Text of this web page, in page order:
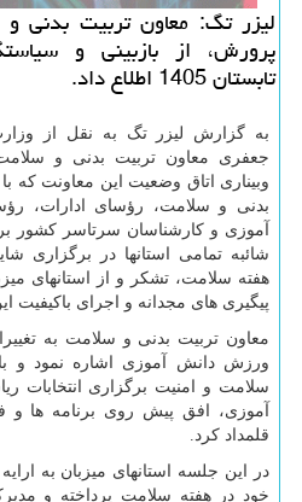
لیزر تگ: معاون تربیت بدنی
پرورش، از بازبینی و
تابستان 1405 اطلاع داد.
به گزارش لیزر تگ به نقل از
جعفری معاون تربیت بدنی و
وبیناری اتاق وضعیت این معاونت که
بدنی و سلامت، رؤسای ادارات،
آموزی و کارشناسان سرتاسر کشور
شائبه تمامی استانها در برگزاری
هفته سلامت، تشکر و از استانهای
پیگیری های مجدانه و اجرای باکیفیت
معاون تربیت بدنی و سلامت به
ورزش دانش آموزی اشاره نمود و
سلامت و امنیت برگزاری انتخابات
آموزی، افق پیش روی برنامه ها و
قلمداد کرد.
در این جلسه استانهای میزبان به
خود در هفته سلامت پرداخته و